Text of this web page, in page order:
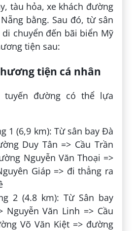
tàu hỏa, xe khách đường
bằng. Sau đó, từ sân
di chuyển đến bãi biển Mỹ
tiện sau:
tiện cá nhân
tuyến đường có thể lựa
1 (6,9 km): Từ sân bay Đà
Duy Tân => Cầu Trần
Nguyễn Văn Thoại =>
Giáp => đi thẳng ra
2 (4.8 km): Từ Sân bay
Nguyễn Văn Linh => Cầu
Võ Văn Kiệt => đường